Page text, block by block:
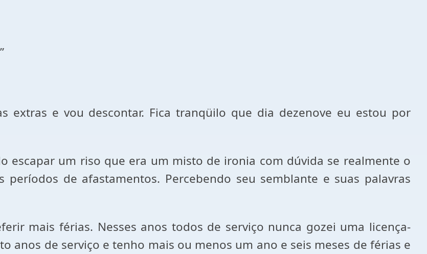
extras e vou descontar. Fica tranqüilo que dia dezenove eu estou por
escapar um riso que era um misto de ironia com dúvida se realmente o
de afastamentos. Percebendo seu semblante e suas palavras
mais férias. Nesses anos todos de serviço nunca gozei uma licença-
anos de serviço e tenho mais ou menos um ano e seis meses de férias e